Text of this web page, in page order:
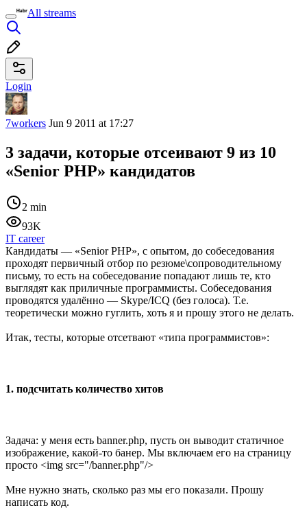
All streams
Login
7workers Jun 9 2011 at 17:27
3 задачи, которые отсеивают 9 из 10
«Senior PHP» кандидатов
2 min
93K
IT career
Кандидаты — «Senior PHP», с опытом, до собеседования
проходят первичный отбор по резюме\сопроводительному
письму, то есть на собеседование попадают лишь те, кто
выглядят как приличные программисты. Собеседования
проводятся удалённо — Skype/ICQ (без голоса). Т.е.
теоретически можно гуглить, хоть я и прошу этого не делать.
Итак, тесты, которые отсетвают «типа программистов»:
1. подсчитать количество хитов
Задача: у меня есть banner.php, пусть он выводит статичное
изображение, какой-то банер. Мы включаем его на страницу
просто <img src="/banner.php"/>
Мне нужно знать, сколько раз мы его показали. Прошу
написать код.